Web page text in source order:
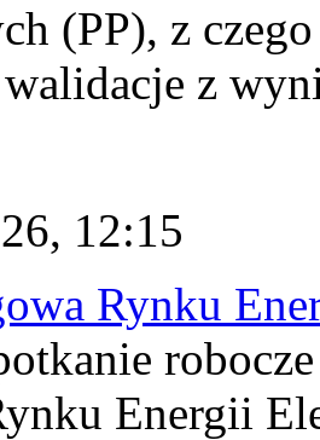
(PP), z
z
12:15
Rynku
Energii